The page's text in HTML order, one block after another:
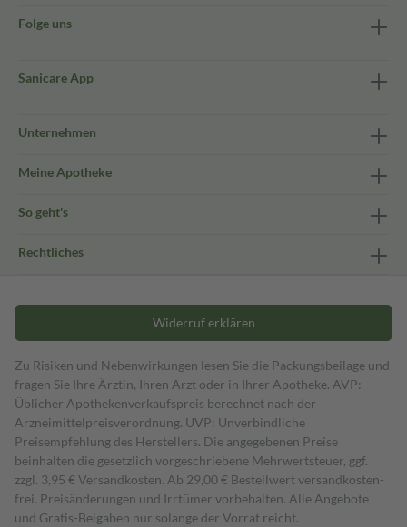
Folge uns
Sanicare App
Unternehmen
Meine Apotheke
So geht's
Rechtliches
Widerruf erklären
Zu Risiken und Nebenwirkungen lesen Sie die Packungsbeilage und
fragen Sie Ihre Ärztin, Ihren Arzt oder in Ihrer Apotheke. AVP:
Üblicher Apothekenverkaufspreis berechnet nach der
Arzneimittelpreisverordnung. UVP: Unverbindliche
Preisempfehlung des Herstellers. Die angegebenen Preise
beinhalten die gesetzlich vorgeschriebene Mehrwertsteuer, ggf.
zzgl. 3,95 € Versandkosten. Ab 29,00 € Bestell­wert versand­kosten­
frei. Preisänderungen und Irrtümer vorbehalten. Alle Angebote
und Gratis-Beigaben nur solange der Vorrat reicht.